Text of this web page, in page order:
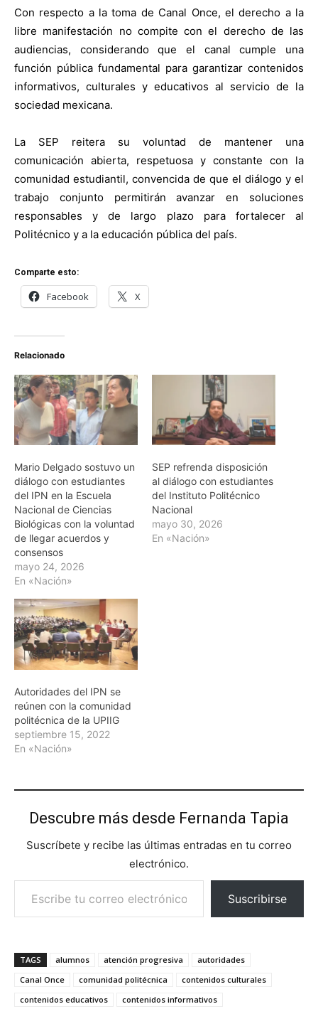
Con respecto a la toma de Canal Once, el derecho a la
libre manifestación no compite con el derecho de las
audiencias, considerando que el canal cumple una
función pública fundamental para garantizar contenidos
informativos, culturales y educativos al servicio de la
sociedad mexicana.
La SEP reitera su voluntad de mantener una
comunicación abierta, respetuosa y constante con la
comunidad estudiantil, convencida de que el diálogo y el
trabajo conjunto permitirán avanzar en soluciones
responsables y de largo plazo para fortalecer al
Politécnico y a la educación pública del país.
Comparte esto:
Facebook X
Relacionado
Mario Delgado sostuvo un
diálogo con estudiantes
del IPN en la Escuela
Nacional de Ciencias
Biológicas con la voluntad
de llegar acuerdos y
consensos
mayo 24, 2026
En «Nación»
SEP refrenda disposición
al diálogo con estudiantes
del Instituto Politécnico
Nacional
mayo 30, 2026
En «Nación»
Autoridades del IPN se
reúnen con la comunidad
politécnica de la UPIIG
septiembre 15, 2022
En «Nación»
Descubre más desde Fernanda Tapia
Suscríbete y recibe las últimas entradas en tu correo
electrónico.
Escribe tu correo electrónico…
Suscribirse
TAGS alumnos atención progresiva
autoridades
Canal Once
comunidad politécnica
contenidos culturales
contenidos educativos
contenidos informativos